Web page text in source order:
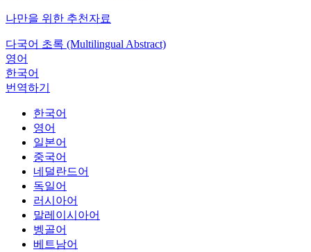
나만을 위한 추천자료
다국어 초록 (Multilingual Abstract)
영어
한국어
번역하기
한국어
영어
일본어
중국어
네덜란드어
독일어
러시아어
말레이시아어
벵골어
베트남어